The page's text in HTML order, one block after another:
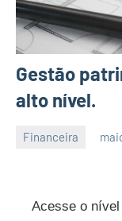
Gestão
alto nível.
Financeira
Acesse o